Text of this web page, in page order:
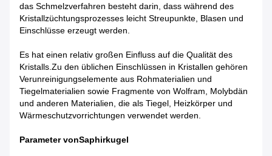
das Schmelzverfahren besteht darin, dass während des
Kristallzüchtungsprozesses leicht Streupunkte, Blasen und
Einschlüsse erzeugt werden.
Es hat einen relativ großen Einfluss auf die Qualität des
Kristalls.Zu den üblichen Einschlüssen in Kristallen gehören
Verunreinigungselemente aus Rohmaterialien und
Tiegelmaterialien sowie Fragmente von Wolfram, Molybdän
und anderen Materialien, die als Tiegel, Heizkörper und
Wärmeschutzvorrichtungen verwendet werden.
Parameter vonSaphirkugel